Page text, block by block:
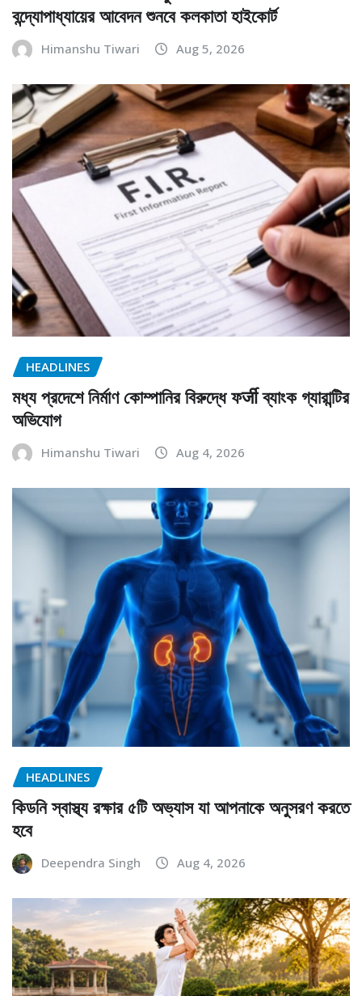
বন্দ্যোপাধ্যায়ের আবেদন শুনবে কলকাতা হাইকোর্ট
Himanshu Tiwari Aug 5, 2026
HEADLINES
মধ্য প্রদেশে নির্মাণ কোম্পানির বিরুদ্ধে ফर्जी ব্যাংক গ্যারান্টির
অভিযোগ
Himanshu Tiwari Aug 4, 2026
HEADLINES
কিডনি স্বাস্থ্য রক্ষার ৫টি অভ্যাস যা আপনাকে অনুসরণ করতে
হবে
Deependra Singh Aug 4, 2026